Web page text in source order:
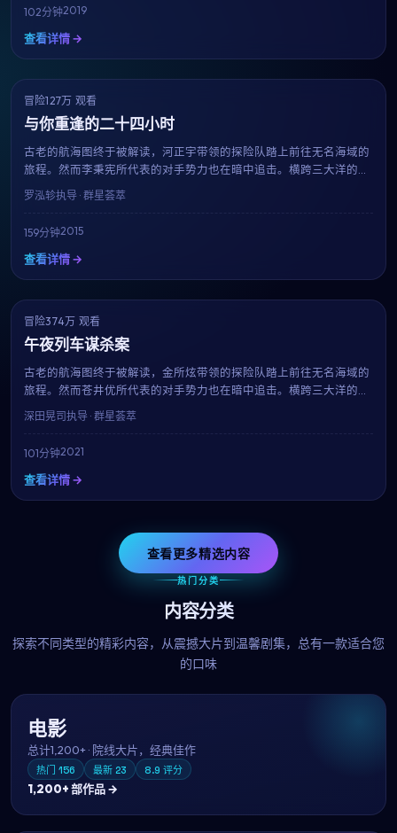
102分钟2019
查看详情 →
获奖
冒险127万 观看
与你重逢的二十四小时
古老的航海图终于被解读，河正宇带领的探险队踏上前往无名海域的
旅程。然而李秉宪所代表的对手势力也在暗中追击。横跨三大洋的真
人实景拍摄、震撼的水下特效，罗泓轸用159分钟带来一场视觉与情
感的双重盛宴。
罗泓轸执导 · 群星荟萃
159分钟2015
查看详情 →
趋势
冒险374万 观看
午夜列车谋杀案
古老的航海图终于被解读，金所炫带领的探险队踏上前往无名海域的
旅程。然而苍井优所代表的对手势力也在暗中追击。横跨三大洋的真
人实景拍摄、震撼的水下特效，深田晃司用101分钟带来一场视觉与情
感的双重盛宴。
深田晃司执导 · 群星荟萃
101分钟2021
查看详情 →
查看更多精选内容
热门分类
内容分类
探索不同类型的精彩内容，从震撼大片到温馨剧集，总有一款适合您
的口味
电影
总计1,200+· 院线大片，经典佳作
热门 156 最新 23 8.9 评分
1,200+部作品 →